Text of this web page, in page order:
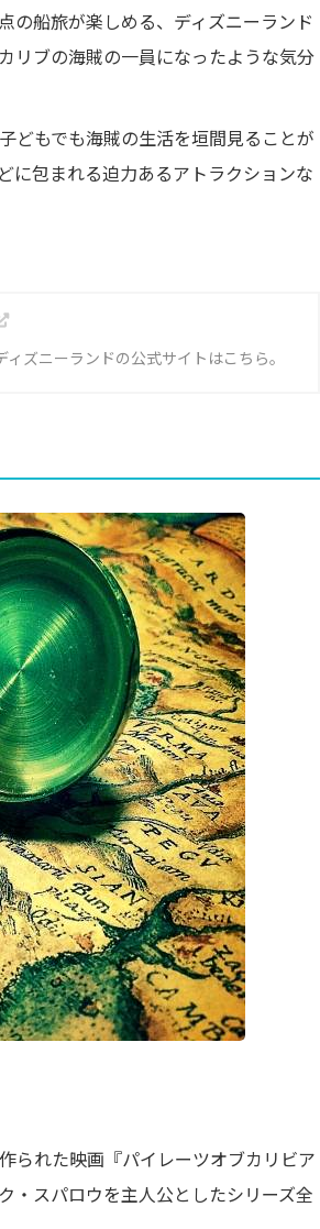
の船旅が楽しめる、ディズニーランド
リブの海賊の一員になったような気分
どもでも海賊の生活を垣間見ることが
に包まれる迫力あるアトラクションな
ィズニーランドの公式サイトはこちら。
られた映画『パイレーツオブカリビア
・スパロウを主人公としたシリーズ全